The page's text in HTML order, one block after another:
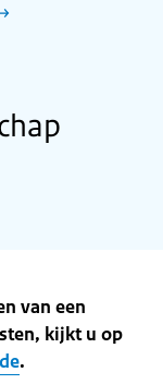
van een
kijkt u op
.